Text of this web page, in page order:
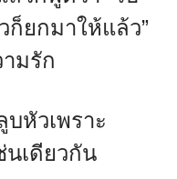
ก็ยกมาให้แล้ว”
มรัก
หัวเพราะ
นเดียวกัน